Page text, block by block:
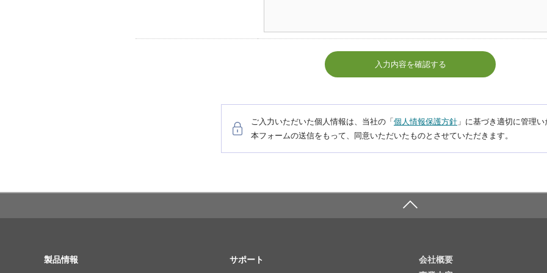
入力内容を確認する
ご入力いただいた個人情報は、当社の「個人情報保護方針 」に基づき適切に管理い
本フォームの送信をもって、同意いただいたものとさせていただきます。
SITE MAP
製品情報 サポート
会社概要